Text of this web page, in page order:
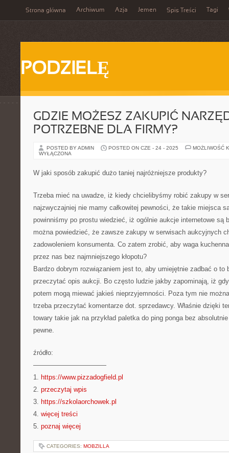
Strona główna Archiwum Azja Jemen Spis Treści Tagi
PODZIELĘ
GDZIE MOŻESZ ZAKUPIĆ
POTRZEBNE DLA FIRMY?
POSTED BY ADMIN POSTED ON CZE - 24 - 2025
MOŻLIWOŚĆ
WYŁĄCZONA
W jaki sposób zakupić dużo taniej najróżniejsze produkty?
Trzeba mieć na uwadze, iż kiedy chcielibyśmy robić zakupy w
najzwyczajniej nie mamy całkowitej pewności, że takie miejsca
powinniśmy po prostu wiedzieć, iż ogólnie aukcje internetowe są
można powiedzieć, że zawsze zakupy w serwisach aukcyjnych
zadowoleniem konsumenta. Co zatem zrobić, aby waga
przez nas bez najmniejszego kłopotu?
Bardzo dobrym rozwiązaniem jest to, aby umiejętnie zadbać o to
przeczytać opis aukcji. Bo często ludzie jakby zapominają, iż
potem mogą miewać jakieś nieprzyjemności. Poza tym nie
trzeba przeczytać komentarze dot. sprzedawcy. Właśnie dzięki
towary takie jak na przykład paletka do ping ponga bez
pewne.
źródło:
———————————
1. https://www.pizzadogfield.pl
2. przeczytaj wpis
3. https://szkolaorchowek.pl
4. więcej treści
5. poznaj więcej
CATEGORIES: MOBZILLA